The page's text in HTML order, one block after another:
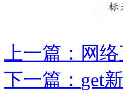
上一篇： 网
下一篇： get